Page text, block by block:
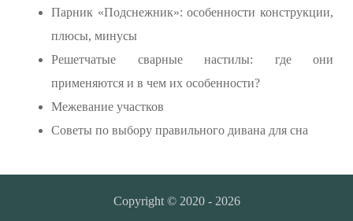
Парник «Подснежник»: особенности конструкции,
плюсы, минусы
Решетчатые сварные настилы: где они
применяются и в чем их особенности?
Межевание участков
Советы по выбору правильного дивана для сна
Copyright © 2020 - 2026